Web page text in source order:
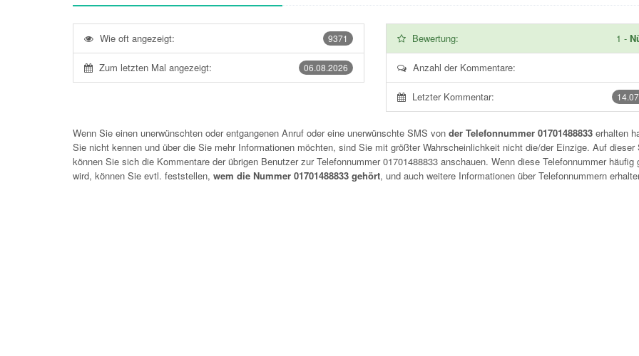
9371
Wie oft angezeigt:
06.08.2026
Zum letzten Mal angezeigt:
Bewertung: 1 -
Anzahl der Kommentare:
Letzter Kommentar:
Wenn Sie einen unerwünschten oder entgangenen Anruf oder eine unerwünschte SMS von der Telefonnummer 01701488833 erhalten
Sie nicht kennen und über die Sie mehr Informationen möchten, sind Sie mit größter Wahrscheinlichkeit nicht die/der Einzige. Auf dieser
können Sie sich die Kommentare der übrigen Benutzer zur Telefonnummer01701488833 anschauen. Wenn diese Telefonnummer häufig
wird, können Sie evtl. feststellen, wem die Nummer 01701488833 gehört, und auch weitere Informationen über Telefonnummern